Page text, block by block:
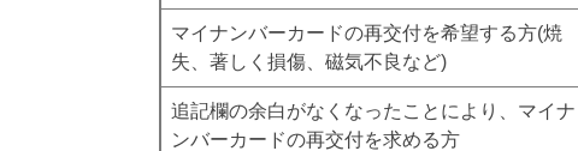
マイナンバーカードの再交付を希望する方(焼
失、著しく損傷、磁気不良など)
追記欄の余白がなくなったことにより、マイナ
ンバーカードの再交付を求める方